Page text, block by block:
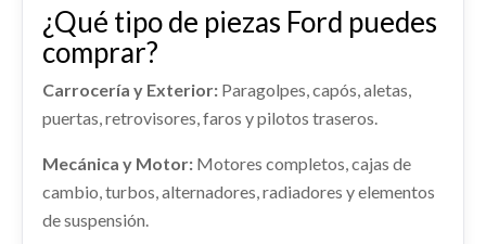
PARAGOLPES DELANTERO
AM5117762ACXWAA
PARAGOLPES DELANTERO AM5117762ACXWAA
usado.
FORD C-MAX TREND
Ref:
PUERTA TRASERA IZQUIERDA
Ref: 2292422
CUADRO INSTRUMENTOS
CUADRO INSTRUMENTOS usado.
FORD C-MAX TREND
Ref:
Consultar
AIRBAG DELANTERO IZQUIERDO
AIRBAG DELANTERO IZQUIERDO usado.
¿Qué tipo de piezas Ford puedes
comprar?
Carrocería y Exterior: Paragolpes, capós, aletas,
puertas, retrovisores, faros y pilotos traseros.
Mecánica y Motor: Motores completos, cajas de
cambio, turbos, alternadores, radiadores y elementos
de suspensión.